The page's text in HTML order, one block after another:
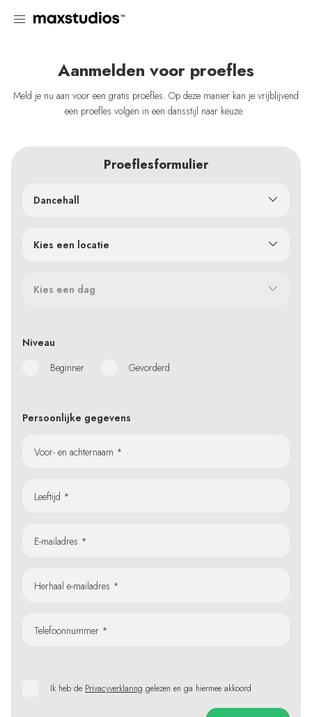
Aanmelden voor proefles
Meld je nu aan voor een gratis proefles. Op deze manier kan je vrijblijvend
een proefles volgen in een dansstijl naar keuze.
Proeflesformulier
Dancehall
Kies een locatie
Kies een dag
Niveau
Beginner
Gevorderd
Persoonlijke gegevens
Voor- en achternaam *
Leeftijd *
E-mailadres *
Herhaal e-mailadres *
Telefoonnummer *
Ik heb de Privacyverklaring gelezen en ga hiermee akkoord